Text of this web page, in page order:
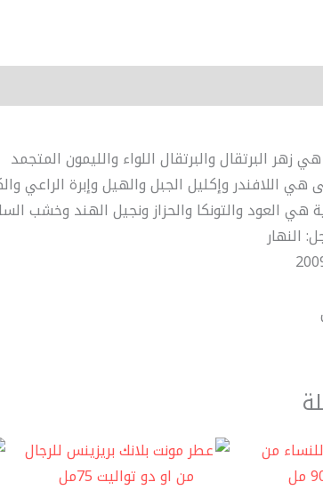
هي زهر البرتقال والبرتقال اللواء والليمون المتجمد
هي اللافندر وإكليل الجبل والهيل وإبرة الراعي
هي العود والتونكا والحزاز ونجيل الهند وخشب
النهار